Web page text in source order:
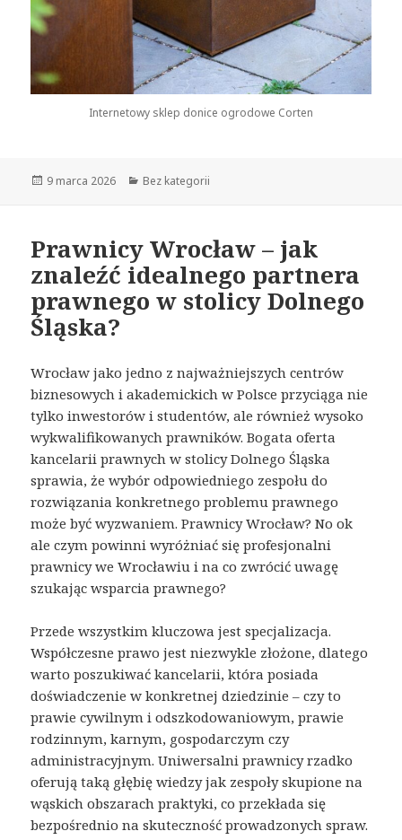
Internetowy sklep donice ogrodowe Corten
Opublikowano
9 marca 2026 Kategorie
Bez kategorii
Prawnicy Wrocław – jak
znaleźć idealnego partnera
prawnego w stolicy Dolnego
Śląska?
Wrocław jako jedno z najważniejszych centrów
biznesowych i akademickich w Polsce przyciąga nie
tylko inwestorów i studentów, ale również wysoko
wykwalifikowanych prawników. Bogata oferta
kancelarii prawnych w stolicy Dolnego Śląska
sprawia, że wybór odpowiedniego zespołu do
rozwiązania konkretnego problemu prawnego
może być wyzwaniem. Prawnicy Wrocław? No ok
ale czym powinni wyróżniać się profesjonalni
prawnicy we Wrocławiu i na co zwrócić uwagę
szukając wsparcia prawnego?
Przede wszystkim kluczowa jest specjalizacja.
Współczesne prawo jest niezwykle złożone, dlatego
warto poszukiwać kancelarii, która posiada
doświadczenie w konkretnej dziedzinie – czy to
prawie cywilnym i odszkodowaniowym, prawie
rodzinnym, karnym, gospodarczym czy
administracyjnym. Uniwersalni prawnicy rzadko
oferują taką głębię wiedzy jak zespoły skupione na
wąskich obszarach praktyki, co przekłada się
bezpośrednio na skuteczność prowadzonych spraw.